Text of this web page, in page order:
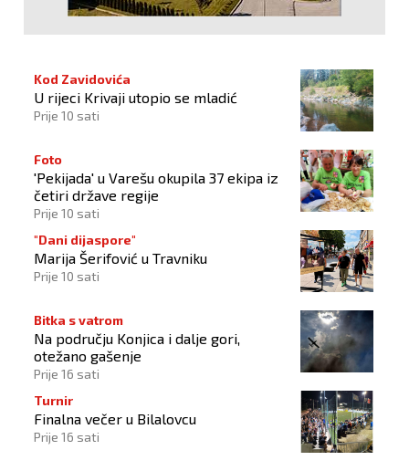
Kod Zavidovića
U rijeci Krivaji utopio se mladić
Prije 10 sati
Foto
'Pekijada' u Varešu okupila 37 ekipa iz
četiri države regije
Prije 10 sati
"Dani dijaspore"
Marija Šerifović u Travniku
Prije 10 sati
Bitka s vatrom
Na području Konjica i dalje gori,
otežano gašenje
Prije 16 sati
Turnir
Finalna večer u Bilalovcu
Prije 16 sati